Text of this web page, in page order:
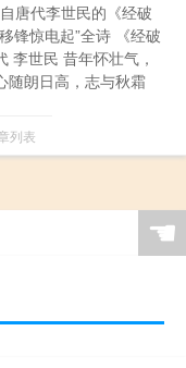
唐代李世民的《经破
锋惊电起”全诗 《经破
李世民 昔年怀壮气，
随朗日高，志与秋霜
列表
☚